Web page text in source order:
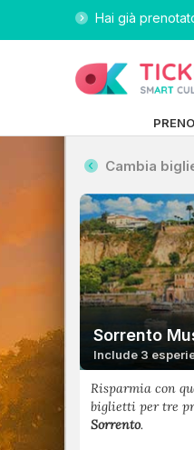
Hai già
Cambia
Sorrento
Include 3
Risparmia con
biglietti per tre
Sorrento.